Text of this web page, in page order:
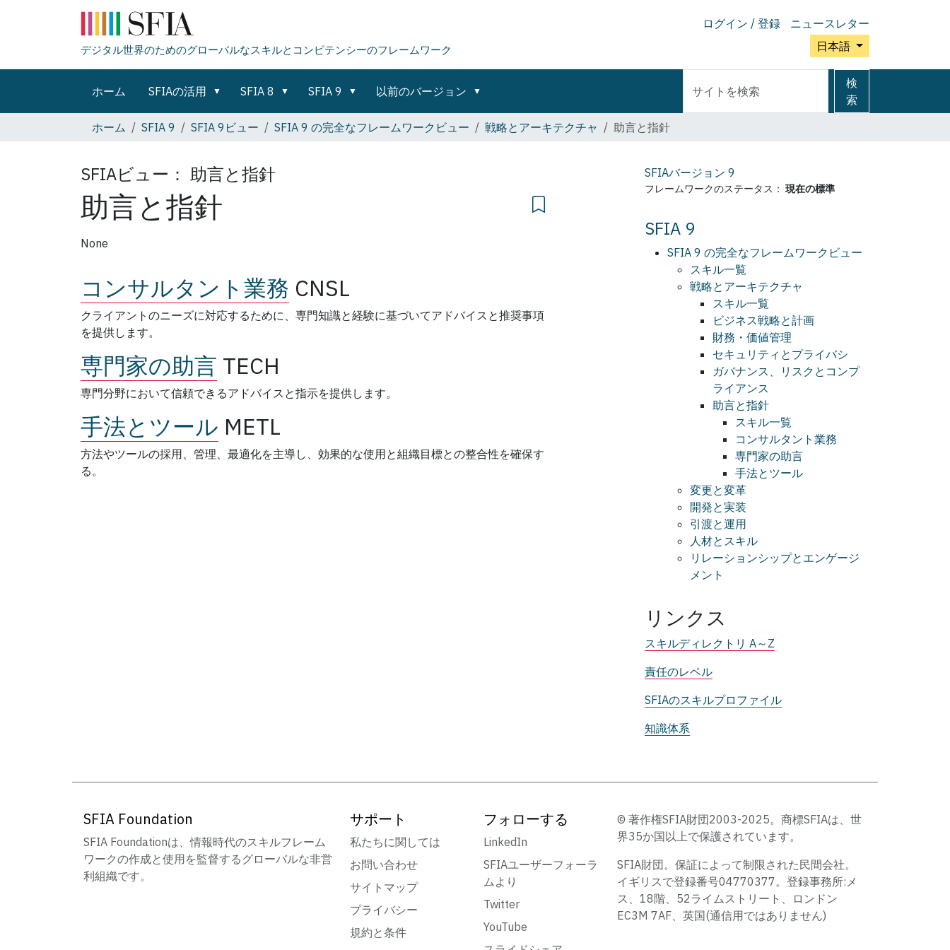
ログイン / 登録
ニュースレター
日本語
デジタル世界のためのグローバルなスキルとコンピテンシーのフレームワーク
ホーム SFIAの活用 SFIA 8 SFIA 9 以前のバージョン
イ
ト
検
索
細
検
ホーム SFIA 9 SFIA 9ビュー SFIA 9 の完全なフレームワークビュー 戦略とアーキテクチャ 助言と指針
SFIAビュー： 助言と指針
助言と指針
None
コンサルタント業務 CNSL
クライアントのニーズに対応するために、専門知識と経験に基づいてアドバイスと推奨事項
を提供します。
専門家の助言 TECH
専門分野において信頼できるアドバイスと指示を提供します。
手法とツール METL
方法やツールの採用、管理、最適化を主導し、効果的な使用と組織目標との整合性を確保す
る。
SFIAバージョン 9
フレームワークのステータス： 現在の標準
SFIA 9
SFIA 9 の完全なフレームワークビュー
スキル一覧
戦略とアーキテクチャ
スキル一覧
ビジネス戦略と計画
財務・価値管理
セキュリティとプライバシ
ガバナンス、リスクとコンプ
ライアンス
助言と指針
スキル一覧
コンサルタント業務
専門家の助言
手法とツール
変更と変革
開発と実装
引渡と運用
人材とスキル
リレーションシップとエンゲージ
メント
リンクス
スキルディレクトリ A～Z
責任のレベル
SFIAのスキルプロファイル
知識体系
SFIA Foundation
SFIA Foundationは、情報時代のスキルフレーム
ワークの作成と使用を監督するグローバルな非営
利組織です。
サポート
私たちに関しては
お問い合わせ
サイトマップ
プライバシー
規約と条件
フォローする
LinkedIn
SFIAユーザーフォーラ
ムより
Twitter
YouTube
© 著作権SFIA財団2003-2025。商標SFIAは、世
界35か国以上で保護されています。
SFIA財団。保証によって制限された民間会社。
イギリスで登録番号04770377。登録事務所:メ
ス、18階、52ライムストリート、ロンドン
EC3M 7AF、英国(通信用ではありません)